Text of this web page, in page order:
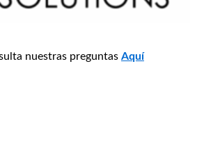
nuestras preguntas Aquí